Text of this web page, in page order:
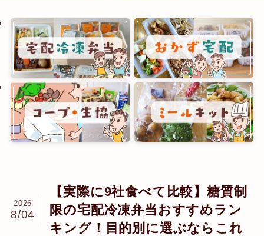
【実際に9社食べて比較】糖質制
限の宅配冷凍弁当おすすめラン
キング！目的別に選ぶならこれ
2026
8/04